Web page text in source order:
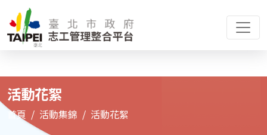
活動花絮
首頁 活動集錦 活動花絮